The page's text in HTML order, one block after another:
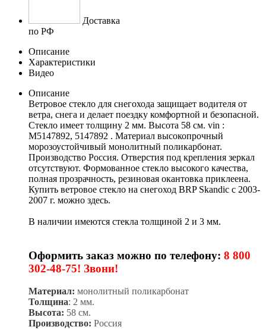
Доставка
по РФ
Описание
Характеристики
Видео
Описание
Ветровое стекло для снегохода защищает водителя от
ветра, снега и делает поездку комфортной и безопасной.
Стекло имеет толщину 2 мм. Высота 58 cм. vin :
M5147892, 5147892 . Материал высокопрочный
морозоустойчивый монолитный поликарбонат.
Производство Россия. Отверстия под крепления зеркал
отсутствуют. Формованное стекло высокого качества,
полная прозрачность, резиновая окантовка приклеена.
Купить ветровое стекло на снегоход BRP Skandic с 2003-
2007 г. можно здесь.
В наличии имеются стекла толщиной 2 и 3 мм.
Оформить заказ можно по телефону: 8 800
302-48-75! Звони!
Материал: монолитный поликарбонат
Толщина: 2 мм.
Высота: 58 см.
Производство: Россия